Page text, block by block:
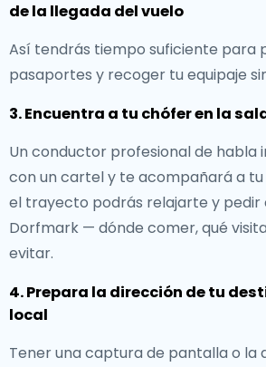
de la llegada del vuelo
Así tendrás tiempo suficiente para
pasaportes y recoger tu equipaje
3. Encuentra a tu chófer en la
Un conductor profesional de habla
con un cartel y te acompañará a
el trayecto podrás relajarte y pedir
Dorfmark — dónde comer, qué
evitar.
4. Prepara la dirección de tu
local
Tener una captura de pantalla o la